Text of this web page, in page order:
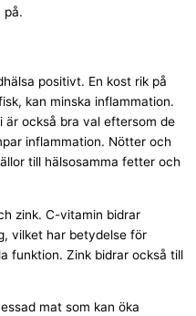
på.
positivt. En kost rik på
kan minska inflammation.
är också bra val eftersom de
inflammation. Nötter och
till hälsosamma fetter och
zink. C-vitamin bidrar
vilket har betydelse för
funktion. Zink bidrar också till
mat som kan öka